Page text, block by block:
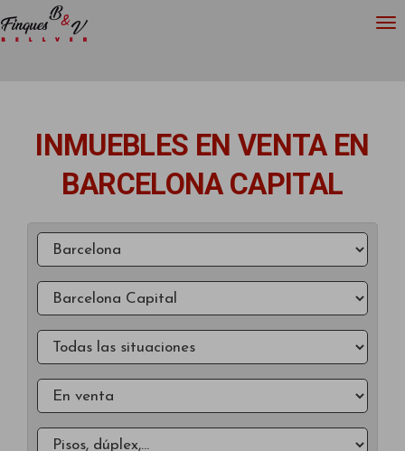
INMUEBLES EN VENTA EN
BARCELONA CAPITAL